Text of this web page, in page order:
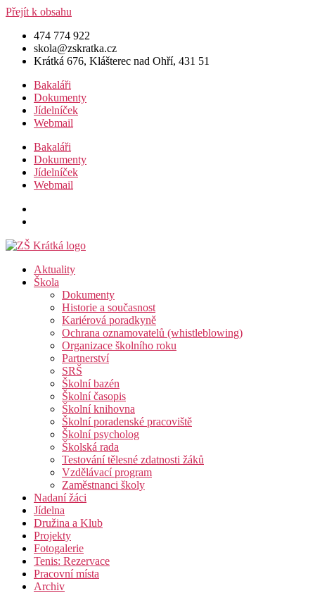
Přejít k obsahu
474 774 922
skola@zskratka.cz
Krátká 676, Klášterec nad Ohří, 431 51
Bakaláři
Dokumenty
Jídelníček
Webmail
Bakaláři
Dokumenty
Jídelníček
Webmail
Aktuality
Škola
Dokumenty
Historie a současnost
Kariérová poradkyně
Ochrana oznamovatelů (whistleblowing)
Organizace školního roku
Partnerství
SRŠ
Školní bazén
Školní časopis
Školní knihovna
Školní poradenské pracoviště
Školní psycholog
Školská rada
Testování tělesné zdatnosti žáků
Vzdělávací program
Zaměstnanci školy
Nadaní žáci
Jídelna
Družina a Klub
Projekty
Fotogalerie
Tenis: Rezervace
Pracovní místa
Archiv